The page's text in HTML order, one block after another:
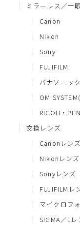
ミラーレス／一
Canon
Nikon
Sony
FUJIFILM
パナソニック
OM
RICOH・
交換レンズ
Canonレンズ
Nikonレンズ
Sonyレンズ
FUJIFILMレ
マイクロフ
SIGMA／Lレ